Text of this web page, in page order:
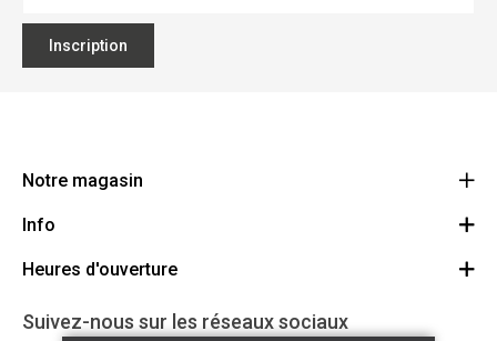
Inscription
Notre magasin
Ecoflora
1500 Halle
32(0)2.361.77.61
Info
Offres d'emploi
Partenaires
Heures d'ouverture
Lundi: Fermé
Suivez-nous sur les réseaux sociaux